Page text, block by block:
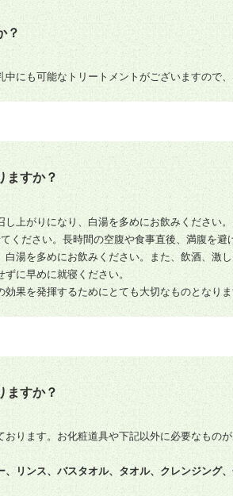
？
にも可能なトリートメントがございますので、
ますか？
上がりになり、白湯を多めにお飲みください
ください。長時間の空腹や食事直後、満腹を避
湯を多めにお飲みください。また、飲酒、激
に早めに就寝ください。
果を発揮するためにとても大切なものとなり
ますか？
ります。お化粧道具や下記以外に必要なものが
リンス、バスタオル、タオル、クレンジング